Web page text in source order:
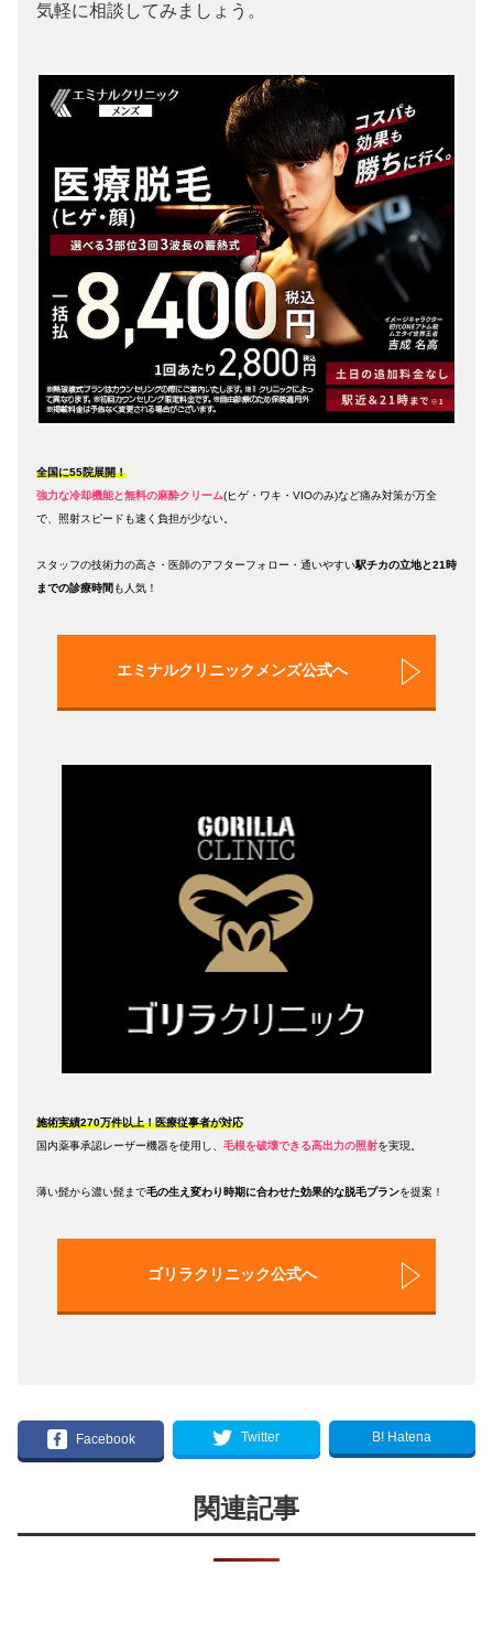
気軽に相談してみましょう。
全国に55院展開！
強力な冷却機能と無料の麻酔クリーム(ヒゲ・ワキ・VIOのみ)など痛み対策が万全
で、照射スピードも速く負担が少ない。
スタッフの技術力の高さ・医師のアフターフォロー・通いやすい駅チカの立地と21時
までの診療時間 も人気！
エミナルクリニックメンズ公式へ
施術実績270万件以上！医療従事者が対応
国内薬事承認レーザー機器を使用し、 毛根を破壊できる高出力の照射を実現。
薄い髭から濃い髭まで毛の生え変わり時期に合わせた効果的な脱毛プランを提案！
ゴリラクリニック公式へ
Facebook Twitter B! Hatena
関連記事